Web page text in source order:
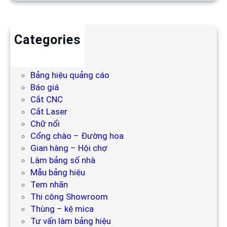
Categories
Bảng hiệu quảng cáo
Báo giá
Cắt CNC
Cắt Laser
Chữ nổi
Cổng chào – Đường hoa
Gian hàng – Hội chợ
Làm bảng số nhà
Mẫu bảng hiệu
Tem nhãn
Thi công Showroom
Thùng – kệ mica
Tư vấn làm bảng hiệu